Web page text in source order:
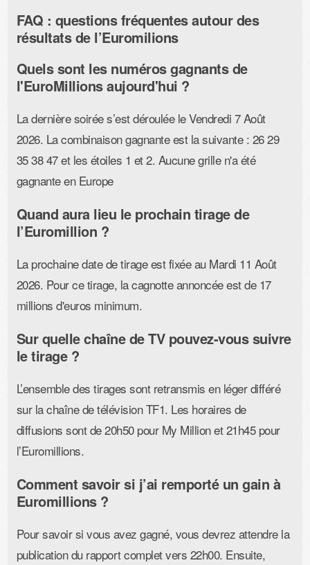
FAQ : questions fréquentes autour des
résultats de l’Euromilions
Quels sont les numéros gagnants de
l'EuroMillions aujourd'hui ?
La dernière soirée s’est déroulée le Vendredi 7 Août
2026. La combinaison gagnante est la suivante : 26 29
35 38 47 et les étoiles 1 et 2. Aucune grille n'a été
gagnante en Europe
Quand aura lieu le prochain tirage de
l’Euromillion ?
La prochaine date de tirage est fixée au Mardi 11 Août
2026. Pour ce tirage, la cagnotte annoncée est de 17
millions d'euros minimum.
Sur quelle chaîne de TV pouvez-vous suivre
le tirage ?
L’ensemble des tirages sont retransmis en léger différé
sur la chaîne de télévision TF1. Les horaires de
diffusions sont de 20h50 pour My Million et 21h45 pour
l’Euromillions.
Comment savoir si j’ai remporté un gain à
Euromillions ?
Pour savoir si vous avez gagné, vous devrez attendre la
publication du rapport complet vers 22h00. Ensuite,